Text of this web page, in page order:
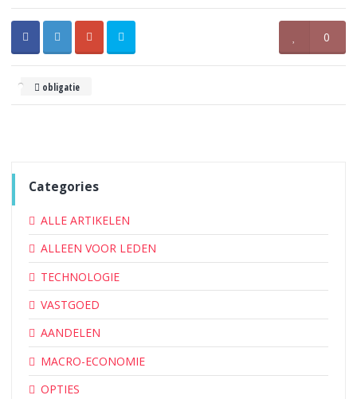
0
obligatie
Categories
ALLE ARTIKELEN
ALLEEN VOOR LEDEN
TECHNOLOGIE
VASTGOED
AANDELEN
MACRO-ECONOMIE
OPTIES